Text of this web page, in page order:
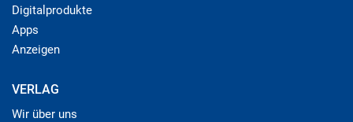
Digitalprodukte
Apps
Anzeigen
VERLAG
Wir über uns